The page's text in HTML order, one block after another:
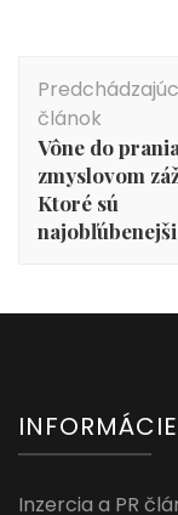
Navigácia
článku
článok
Vône do
zmyslovom
Ktoré sú
Inzercia a PR